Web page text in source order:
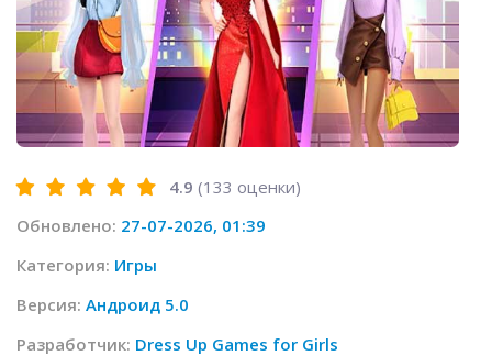
4.9 (133 оценки)
Обновлено: 27-07-2026, 01:39
Категория: Игры
Версия: Андроид 5.0
Разработчик: Dress Up Games for Girls